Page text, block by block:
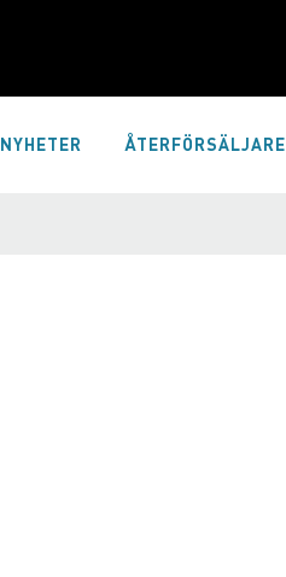
NYHETER ÅTERFÖRSÄLJARE